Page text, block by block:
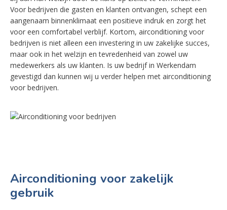
Voor bedrijven die gasten en klanten ontvangen, schept een
aangenaam binnenklimaat een positieve indruk en zorgt het
voor een comfortabel verblijf. Kortom, airconditioning voor
bedrijven is niet alleen een investering in uw zakelijke succes,
maar ook in het welzijn en tevredenheid van zowel uw
medewerkers als uw klanten. Is uw bedrijf in Werkendam
gevestigd dan kunnen wij u verder helpen met airconditioning
voor bedrijven.
Airconditioning voor zakelijk
gebruik